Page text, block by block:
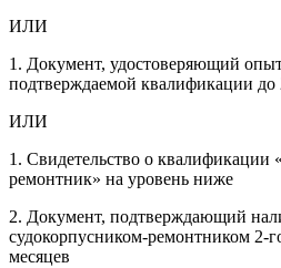
ИЛИ
1. Документ, удостоверяющий
подтверждаемой квалификации до
ИЛИ
1. Свидетельство о квалификации
ремонтник» на уровень ниже
2. Документ, подтверждающий
судокорпусником-ремонтником 2-
месяцев